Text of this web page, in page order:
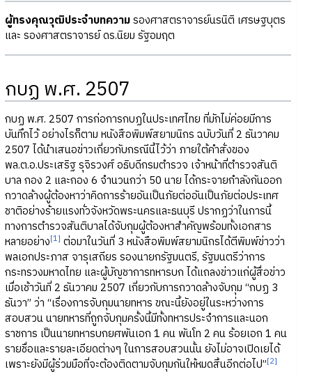
ผู้ทรงคุณวุฒิประจำบทความรองศาสตราจารย์นรนิติ เศรษฐบุตร
และ รองศาสตราจารย์ ดร.นิยม รัฐอมฤต
กบฏ พ.ศ. 2507
กบฏ พ.ศ. 2507 การก่อการกบฏในประเทศไทย ที่มักไม่ค่อยมีการ
บันทึกไว้ อย่างไรก็ตาม หนังสือพิมพ์สยามนิกร ฉบับวันที่ 2 ธันวาคม
2507 ได้นำเสนอข่าวเกี่ยวกับกรณีนี้ไว้ว่า ภายใต้คำสั่งของ
พล.ต.อ.ประเสริฐ รุจิรวงศ์ อธิบดีกรมตำรวจ เจ้าหน้าที่ตำรวจสันติ
บาล กอง 2 และกอง 6 จำนวนกว่า 50 นาย ได้กระจายกำลังกันออก
กวาดล้างผู้ต้องหาว่าคิดการร้ายอันเป็นภัยต่ออันเป็นภัยต่อประเทศ
ชาติอย่างร้ายแรงทั่วจังหวัดพระนครและธนบุรี ปรากฏว่าในการนี้
ทางการตำรวจสันติบาลได้จับกุมผู้ต้องหาสำคัญพร้อมทั้งเอกสาร
หลายอย่าง[1] ต่อมาในวันที่ 3 หนังสือพิมพ์สยามนิกรได้ตีพิมพ์ข่าวว่า
พลเอกประภาส จารุเสถียร รองนายกรัฐมนตรี, รัฐมนตรีว่าการ
กระทรวงมหาดไทย และผู้บัญชาการทหารบก ได้แถลงข่าวแก่ผู้สื่อข่าว
เมื่อเช้าวันที่ 2 ธันวาคม 2507 เกี่ยวกับการกวาดล้างจับกุม “กบฏ 3
ธันวา” ว่า “เรื่องการจับกุมนายทหาร ขณะนี้ยังอยู่ในระหว่างการ
สอบสวน นายทหารที่ถูกจับกุมครั้งนี้มีทั้งทหารประจำการและนอก
ราชการ เป็นนายทหารบกยศพันเอก 1 คน พันโท 2 คน ร้อยเอก 1 คน
รายชื่อและรายละเอียดต่างๆ ในการสอบสวนนั้น ยังไม่อาจเปิดเยได้
เพราะยังมีผู้ร่วมมือที่จะต้องติดตามจับกุมกันให้หมดสิ้นอีกต่อไป”[2]